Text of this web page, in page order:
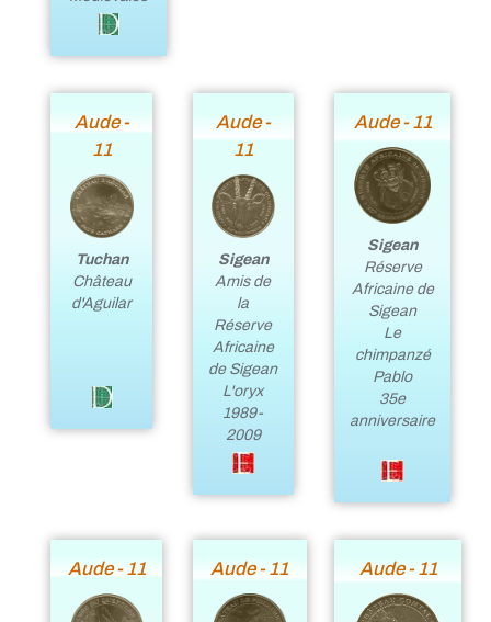
Aude -
11
Tuchan
Château
d'Aguilar
Aude -
11
Sigean
Amis de
la
Réserve
Africaine
de Sigean
L'oryx
1989-
2009
Aude - 11
Sigean
Réserve
Africaine de
Sigean
Le
chimpanzé
Pablo
35e
anniversaire
Aude - 11 Aude - 11 Aude - 11